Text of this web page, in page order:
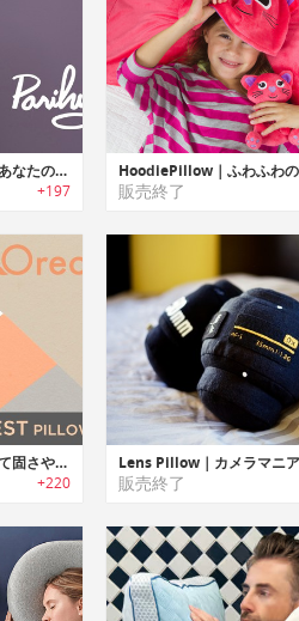
PARIHUG｜離れていてもあなたのハグを届けられるぬいぐるみ型コミュニケーションデバイス「パリハグ」
+197 販売終了
Oreous｜お好みに合わせて固さやサポート具合を調整可能なピロー「オレアス」
+220 販売終了